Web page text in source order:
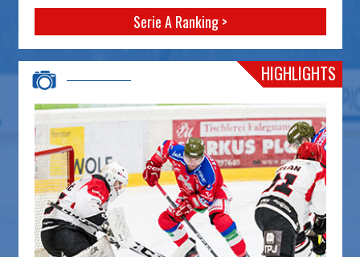
Serie A Ranking >
HIGHLIGHTS